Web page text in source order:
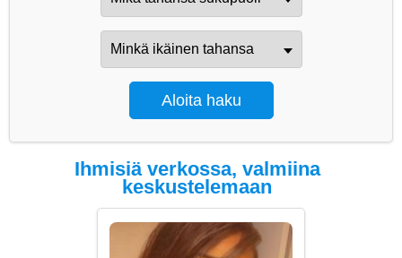
Ihmisiä verkossa, valmiina
keskustelemaan